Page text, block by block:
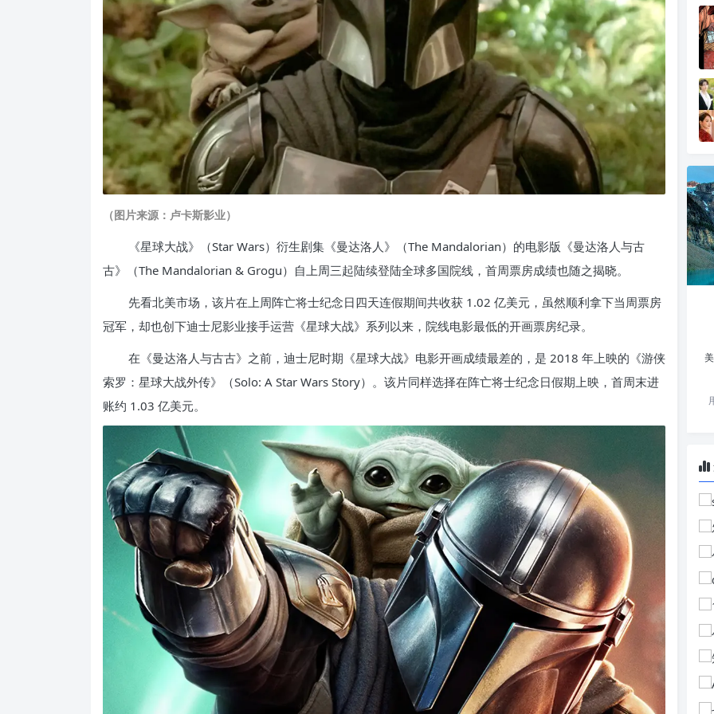
（图片来源：卢卡斯影业）
《星球大战》（Star Wars）衍生剧集《曼达洛人》（The Mandalorian）的电影版《曼达洛人与古
古》（The Mandalorian & Grogu）自上周三起陆续登陆全球多国院线，首周票房成绩也随之揭晓。
先看北美市场，该片在上周阵亡将士纪念日四天连假期间共收获 1.02 亿美元，虽然顺利拿下当周票房
冠军，却也创下迪士尼影业接手运营《星球大战》系列以来，院线电影最低的开画票房纪录。
在《曼达洛人与古古》之前，迪士尼时期《星球大战》电影开画成绩最差的，是 2018 年上映的《游侠
索罗：星球大战外传》（Solo: A Star Wars Story）。该片同样选择在阵亡将士纪念日假期上映，首周末进
账约 1.03 亿美元。